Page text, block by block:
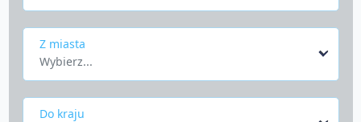
Z miasta
Wybierz...
Do kraju